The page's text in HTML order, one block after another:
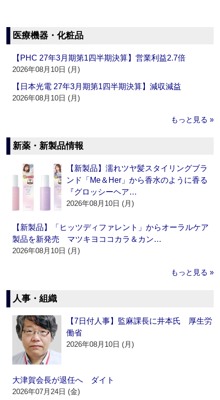
医療機器・化粧品
【PHC 27年3月期第1四半期決算】営業利益2.7倍
2026年08月10日 (月)
【日本光電 27年3月期第1四半期決算】減収減益
2026年08月10日 (月)
もっと見る »
新薬・新製品情報
【新製品】濡れツヤ髪スタイリングブラ
ンド「Me＆Her」から香水のように香る
『グロッシーヘア…
2026年08月10日 (月)
【新製品】「ヒッツディファレント」からオーラルケア
製品を新発売 マツキヨココカラ＆カン…
2026年08月10日 (月)
もっと見る »
人事・組織
【7日付人事】監麻課長に井本氏 厚生労
働省
2026年08月10日 (月)
大津賀会長が退任へ ダイト
2026年07月24日 (金)